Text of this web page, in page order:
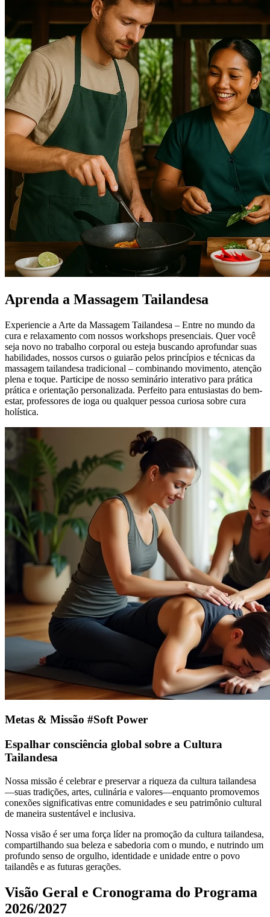
Aprenda a Massagem Tailandesa
Experiencie a Arte da Massagem Tailandesa – Entre no mundo da
cura e relaxamento com nossos workshops presenciais. Quer você
seja novo no trabalho corporal ou esteja buscando aprofundar suas
habilidades, nossos cursos o guiarão pelos princípios e técnicas da
massagem tailandesa tradicional – combinando movimento, atenção
plena e toque. Participe de nosso seminário interativo para prática
prática e orientação personalizada. Perfeito para entusiastas do bem-
estar, professores de ioga ou qualquer pessoa curiosa sobre cura
holística.
Metas & Missão #Soft Power
Espalhar consciência global sobre a Cultura
Tailandesa
Nossa missão é celebrar e preservar a riqueza da cultura tailandesa
—suas tradições, artes, culinária e valores—enquanto promovemos
conexões significativas entre comunidades e seu patrimônio cultural
de maneira sustentável e inclusiva.
Nossa visão é ser uma força líder na promoção da cultura tailandesa,
compartilhando sua beleza e sabedoria com o mundo, e nutrindo um
profundo senso de orgulho, identidade e unidade entre o povo
tailandês e as futuras gerações.
Visão Geral e Cronograma do Programa
2026/2027